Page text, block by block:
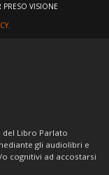
PRESO VISIONE
Libro Parlato
gli audiolibri e
cognitivi ad accostarsi